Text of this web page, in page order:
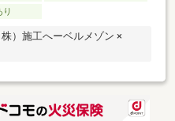
り
）施工へーベルメゾン ×